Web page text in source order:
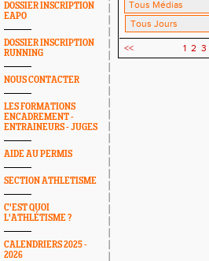
DOSSIER INSCRIPTION
EAPO
DOSSIER INSCRIPTION
RUNNING
NOUS CONTACTER
LES FORMATIONS
ENCADREMENT -
ENTRAINEURS - JUGES
AIDE AU PERMIS
SECTION ATHLETISME
C'EST QUOI
L'ATHLÉTISME ?
CALENDRIERS 2025 -
2026
<< 1 2 3